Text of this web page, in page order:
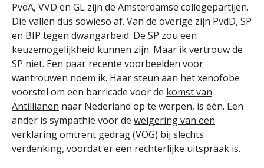
PvdA, VVD en GL zijn de Amsterdamse collegepartijen.
Die vallen dus sowieso af. Van de overige zijn PvdD, SP
en BIP tegen dwangarbeid. De SP zou een
keuzemogelijkheid kunnen zijn. Maar ik vertrouw de
SP niet. Een paar recente voorbeelden voor
wantrouwen noem ik. Haar steun aan het xenofobe
voorstel om een barricade voor de komst van
Antillianen naar Nederland op te werpen, is één. Een
ander is sympathie voor de weigering van een
verklaring omtrent gedrag (VOG) bij slechts
verdenking, voordat er een rechterlijke uitspraak is.